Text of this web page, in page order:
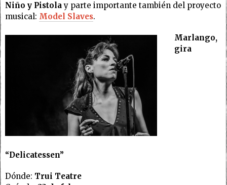
Niño y Pistolay parte importante también del proyecto
musical: Model Slaves.
Marlango,
gira
“Delicatessen”
Dónde: Trui Teatre